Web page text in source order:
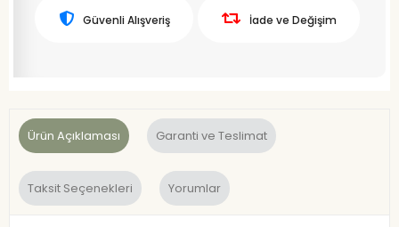
Güvenli Alışveriş İade ve Değişim
Ürün Açıklaması Garanti ve Teslimat
Taksit Seçenekleri Yorumlar